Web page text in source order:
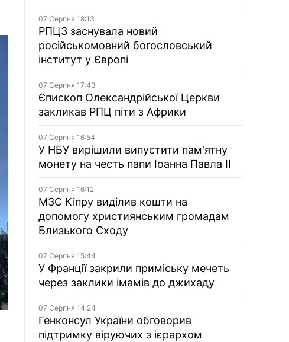
07 Серпня 18:13
РПЦЗ заснувала новий
російськомовний богословський
інститут у Європі
07 Серпня 17:43
Єпископ Олександрійської Церкви
закликав РПЦ піти з Африки
07 Серпня 16:54
У НБУ вирішили випустити пам'ятну
монету на честь папи Іоанна Павла II
07 Серпня 16:12
МЗС Кіпру виділив кошти на
допомогу християнським громадам
Близького Сходу
07 Серпня 15:44
У Франції закрили приміську мечеть
через заклики імамів до джихаду
07 Серпня 14:24
Генконсул України обговорив
підтримку віруючих з ієрархом